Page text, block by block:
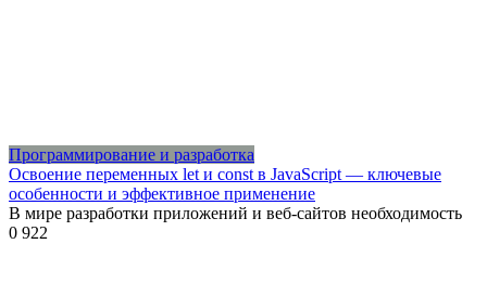
Программирование и разработка
Освоение переменных let и const в JavaScript — ключевые
особенности и эффективное применение
В мире разработки приложений и веб-сайтов необходимость
0 922